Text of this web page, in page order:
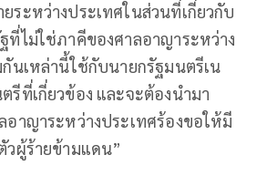
ระหว่างประเทศในส่วนที่เกี่ยวกับ
ที่ไม่ใช่ภาคีของศาลอาญาระหว่าง
นเหล่านี้ใช้กับนายกรัฐมนตรีเน
รีที่เกี่ยวข้อง และจะต้องนำมา
าญาระหว่างประเทศร้องขอให้มี
วผู้ร้ายข้ามแดน”